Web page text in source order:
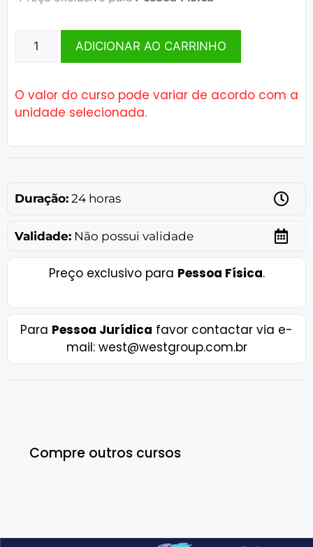
ADICIONAR AO CARRINHO
O valor do curso pode variar de acordo com a
unidade selecionada.
Duração: 24 horas
Validade: Não possui validade
Preço exclusivo para Pessoa Física.
Para Pessoa Jurídica favor contactar via e-
mail: west@westgroup.com.br
Compre outros cursos